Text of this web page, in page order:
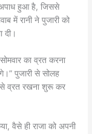
हुआ है, जिससे
में रानी ने पुजारी को
दी।
का व्रत करना
पुजारी से सोलह
से व्रत रखना शुरू कर
वैसे ही राजा को अपनी